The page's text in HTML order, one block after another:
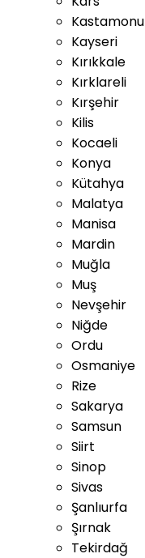
Kastamonu
Kayseri
Kırıkkale
Kırklareli
Kırşehir
Kilis
Kocaeli
Konya
Kütahya
Malatya
Manisa
Mardin
Muğla
Muş
Nevşehir
Niğde
Ordu
Osmaniye
Rize
Sakarya
Samsun
Siirt
Sinop
Sivas
Şanlıurfa
Şırnak
Tekirdağ